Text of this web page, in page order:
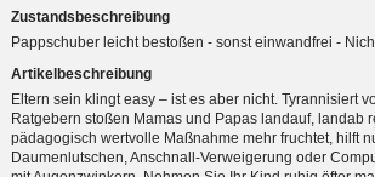
Zustandsbeschreibung
Pappschuber leicht bestoßen - sonst einwandfrei -
Artikelbeschreibung
Eltern sein klingt easy – ist es aber nicht. Tyrannisiert
Ratgebern stoßen Mamas und Papas landauf,
pädagogisch wertvolle Maßnahme mehr fruchtet, hilft
Daumenlutschen, Anschnall-Verweigerung oder